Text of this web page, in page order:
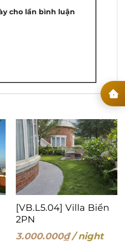
cho lần bình luận
[VB.L5.04] Villa Biển
2PN
3.000.000₫/ night